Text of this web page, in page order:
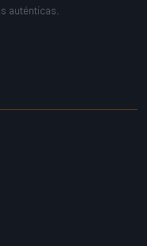
auténticas.